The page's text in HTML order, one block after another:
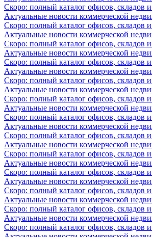
Скоро: полный каталог офисов, складов
Актуальные новости коммерческой
Скоро: полный каталог офисов, складов
Актуальные новости коммерческой
Скоро: полный каталог офисов, складов
Актуальные новости коммерческой
Скоро: полный каталог офисов, складов
Актуальные новости коммерческой
Скоро: полный каталог офисов, складов
Актуальные новости коммерческой
Скоро: полный каталог офисов, складов
Актуальные новости коммерческой
Скоро: полный каталог офисов, складов
Актуальные новости коммерческой
Скоро: полный каталог офисов, складов
Актуальные новости коммерческой
Скоро: полный каталог офисов, складов
Актуальные новости коммерческой
Скоро: полный каталог офисов, складов
Актуальные новости коммерческой
Скоро: полный каталог офисов, складов
Актуальные новости коммерческой
Скоро: полный каталог офисов, складов
Актуальные новости коммерческой
Скоро: полный каталог офисов, складов